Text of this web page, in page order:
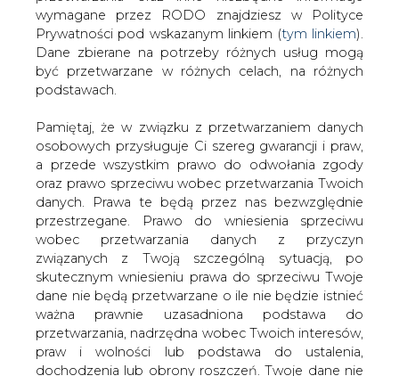
wymagane przez RODO znajdziesz w Polityce
Prywatności pod wskazanym linkiem (tym linkiem).
Dane zbierane na potrzeby różnych usług mogą
być przetwarzane w różnych celach, na różnych
podstawach.
Pamiętaj, że w związku z przetwarzaniem danych
osobowych przysługuje Ci szereg gwarancji i praw,
a przede wszystkim prawo do odwołania zgody
oraz prawo sprzeciwu wobec przetwarzania Twoich
danych. Prawa te będą przez nas bezwzględnie
przestrzegane. Prawo do wniesienia sprzeciwu
wobec przetwarzania danych z przyczyn
związanych z Twoją szczególną sytuacją, po
skutecznym wniesieniu prawa do sprzeciwu Twoje
dane nie będą przetwarzane o ile nie będzie istnieć
ważna prawnie uzasadniona podstawa do
przetwarzania, nadrzędna wobec Twoich interesów,
praw i wolności lub podstawa do ustalenia,
dochodzenia lub obrony roszczeń. Twoje dane nie
Rybnik w dobrym świetle
Od początku listopada 2008 do połowy
stycznia 2009 w Rybniku
zmodernizowano oświetlenie uliczne.
Na terenie gminy Rybnik wymieniono 75% wszystkich
lamp oświetleniowych to jest 7339 sztuk, w miejsce
których zainstalowano bardziej ekonomiczne i
ekologiczne urządzenia. Inwestorem w tym projekcie był
Vattenfall.